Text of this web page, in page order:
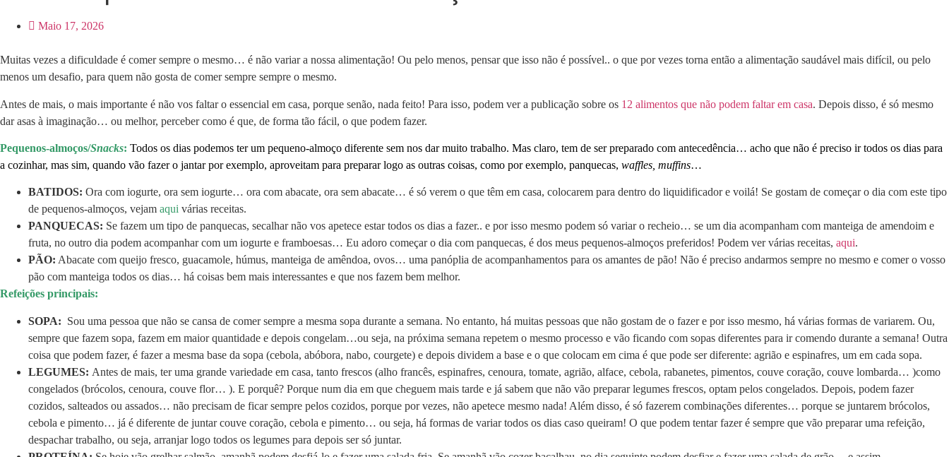
Maio 17, 2026
Muitas vezes a dificuldade é comer sempre o mesmo… é não variar a nossa alimentação! Ou pelo menos, pensar que isso não é possível.. o que por vezes torna então a alimentação saudável mais difícil, ou pelo
menos um desafio, para quem não gosta de comer sempre sempre o mesmo.
Antes de mais, o mais importante é não vos faltar o essencial em casa, porque senão, nada feito! Para isso, podem ver a publicação sobre os 12 alimentos que não podem faltar em casa. Depois disso, é só mesmo
dar asas à imaginação… ou melhor, perceber como é que, de forma tão fácil, o que podem fazer.
Pequenos-almoços/Snacks: Todos os dias podemos ter um pequeno-almoço diferente sem nos dar muito trabalho. Mas claro, tem de ser preparado com antecedência… acho que não é preciso ir todos os dias para
a cozinhar, mas sim, quando vão fazer o jantar por exemplo, aproveitam para preparar logo as outras coisas, como por exemplo, panquecas, waffles, muffins…
BATIDOS: Ora com iogurte, ora sem iogurte… ora com abacate, ora sem abacate… é só verem o que têm em casa, colocarem para dentro do liquidificador e voilá! Se gostam de começar o dia com este tipo
de pequenos-almoços, vejam aqui várias receitas.
PANQUECAS: Se fazem um tipo de panquecas, secalhar não vos apetece estar todos os dias a fazer.. e por isso mesmo podem só variar o recheio… se um dia acompanham com manteiga de amendoim e
fruta, no outro dia podem acompanhar com um iogurte e framboesas… Eu adoro começar o dia com panquecas, é dos meus pequenos-almoços preferidos! Podem ver várias receitas, aqui.
PÃO: Abacate com queijo fresco, guacamole, húmus, manteiga de amêndoa, ovos… uma panóplia de acompanhamentos para os amantes de pão! Não é preciso andarmos sempre no mesmo e comer o vosso
pão com manteiga todos os dias… há coisas bem mais interessantes e que nos fazem bem melhor.
Refeições principais:
SOPA: Sou uma pessoa que não se cansa de comer sempre a mesma sopa durante a semana. No entanto, há muitas pessoas que não gostam de o fazer e por isso mesmo, há várias formas de variarem. Ou,
sempre que fazem sopa, fazem em maior quantidade e depois congelam…ou seja, na próxima semana repetem o mesmo processo e vão ficando com sopas diferentes para ir comendo durante a semana! Outra
coisa que podem fazer, é fazer a mesma base da sopa (cebola, abóbora, nabo, courgete) e depois dividem a base e o que colocam em cima é que pode ser diferente: agrião e espinafres, um em cada sopa.
LEGUMES: Antes de mais, ter uma grande variedade em casa, tanto frescos (alho francês, espinafres, cenoura, tomate, agrião, alface, cebola, rabanetes, pimentos, couve coração, couve lombarda… )como
congelados (brócolos, cenoura, couve flor… ). E porquê? Porque num dia em que cheguem mais tarde e já sabem que não vão preparar legumes frescos, optam pelos congelados. Depois, podem fazer
cozidos, salteados ou assados… não precisam de ficar sempre pelos cozidos, porque por vezes, não apetece mesmo nada! Além disso, é só fazerem combinações diferentes… porque se juntarem brócolos,
cebola e pimento… já é diferente de juntar couve coração, cebola e pimento… ou seja, há formas de variar todos os dias caso queiram! O que podem tentar fazer é sempre que vão preparar uma refeição,
despachar trabalho, ou seja, arranjar logo todos os legumes para depois ser só juntar.